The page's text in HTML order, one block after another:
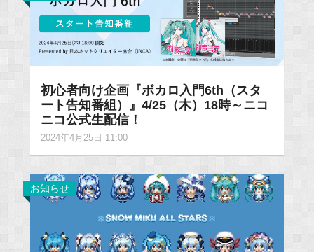
初心者向け企画『ボカロ入門6th（スタ
ート告知番組）』4/25（木）18時～ニコ
ニコ公式生配信！
2024年4月25日 11:00
お知らせ